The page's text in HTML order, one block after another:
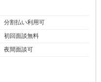
分割払い利用可
初回面談無料
夜間面談可